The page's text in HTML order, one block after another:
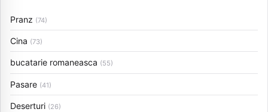
Pranz (74)
Cina (73)
bucatarie romaneasca (55)
Pasare (41)
Deserturi (26)